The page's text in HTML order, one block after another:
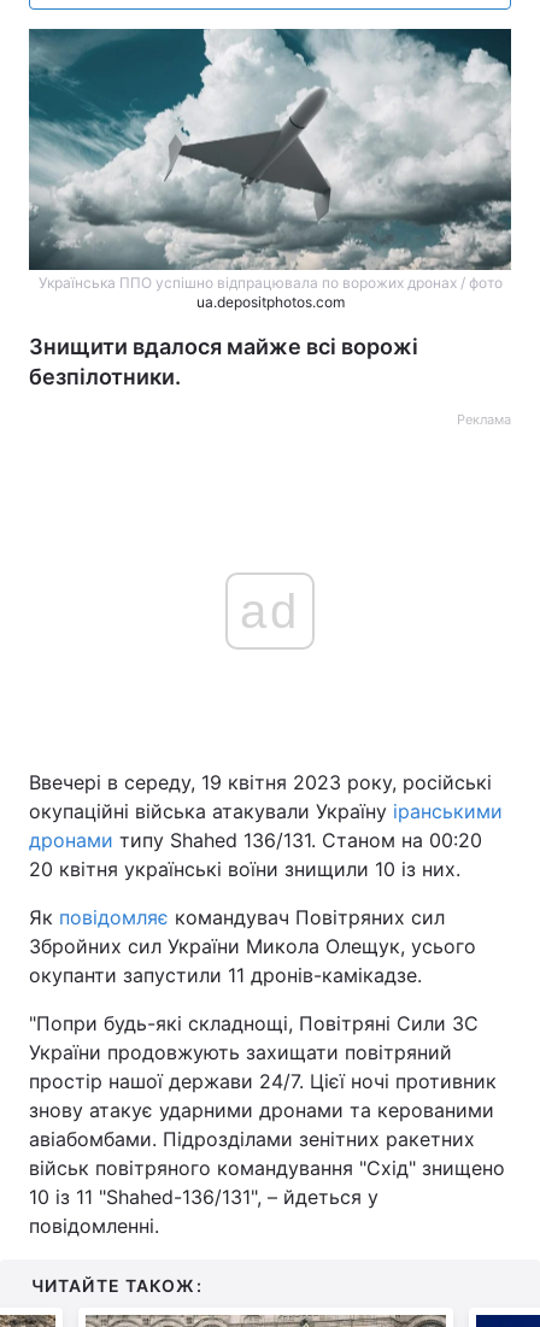
Українська ППО успішно відпрацювала по ворожих дронах / фото
ua.depositphotos.com
Знищити вдалося майже всі ворожі
безпілотники.
Реклама
ad
Ввечері в середу, 19 квітня 2023 року, російські
окупаційні війська атакували Україну іранськими
дронами типу Shahed 136/131. Станом на 00:20
20 квітня українські воїни знищили 10 із них.
Як повідомляє командувач Повітряних сил
Збройних сил України Микола Олещук, усього
окупанти запустили 11 дронів-камікадзе.
"Попри будь-які складнощі, Повітряні Сили ЗС
України продовжують захищати повітряний
простір нашої держави 24/7. Цієї ночі противник
знову атакує ударними дронами та керованими
авіабомбами. Підрозділами зенітних ракетних
військ повітряного командування "Схід" знищено
10 із 11 "Shahed-136/131", – йдеться у
повідомленні.
ЧИТАЙТЕ ТАКОЖ: